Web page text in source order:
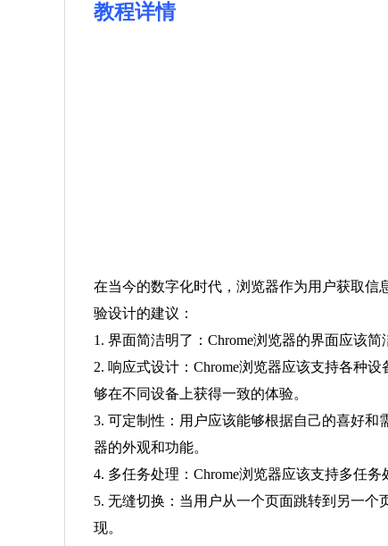
教程详情
在当今的数字化时代，浏览器作为用户获取信
验设计的建议：
1. 界面简洁明了：Chrome浏览器的界面应该
2. 响应式设计：Chrome浏览器应该支持各种
够在不同设备上获得一致的体验。
3. 可定制性：用户应该能够根据自己的喜好和
器的外观和功能。
4. 多任务处理：Chrome浏览器应该支持多任
5. 无缝切换：当用户从一个页面跳转到另一
现。